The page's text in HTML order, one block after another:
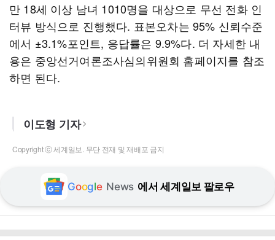
만 18세 이상 남녀 1010명을 대상으로 무선 전화 인
터뷰 방식으로 진행했다. 표본오차는 95% 신뢰수준
에서 ±3.1%포인트, 응답률은 9.9%다. 더 자세한 내
용은 중앙선거여론조사심의위원회 홈페이지를 참조
하면 된다.
이도형 기자
Copyright ⓒ 세계일보. 무단 전재 및 재배포 금지
Google News 에서 세계일보 팔로우